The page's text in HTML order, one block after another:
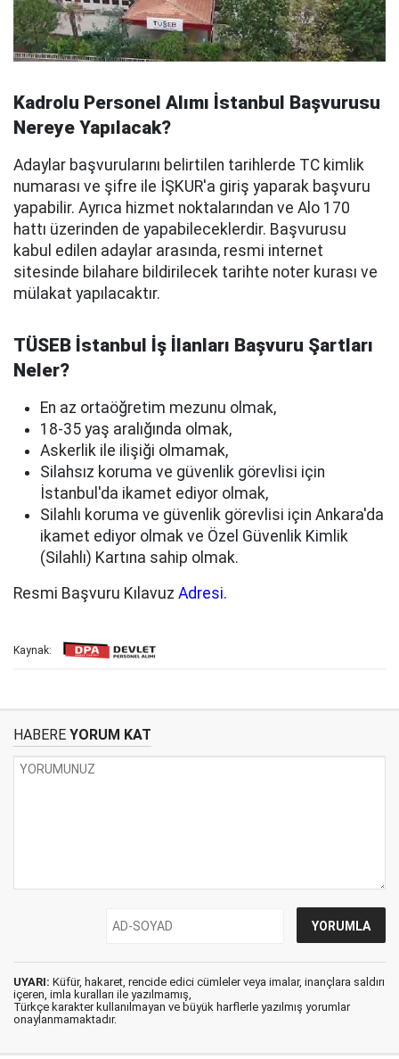
Kadrolu Personel Alımı İstanbul Başvurusu
Nereye Yapılacak?
Adaylar başvurularını belirtilen tarihlerde TC kimlik
numarası ve şifre ile İŞKUR'a giriş yaparak başvuru
yapabilir. Ayrıca hizmet noktalarından ve Alo 170
hattı üzerinden de yapabileceklerdir. Başvurusu
kabul edilen adaylar arasında, resmi internet
sitesinde bilahare bildirilecek tarihte noter kurası ve
mülakat yapılacaktır.
TÜSEB İstanbul İş İlanları Başvuru Şartları
Neler?
En az ortaöğretim mezunu olmak,
18-35 yaş aralığında olmak,
Askerlik ile ilişiği olmamak,
Silahsız koruma ve güvenlik görevlisi için
İstanbul'da ikamet ediyor olmak,
Silahlı koruma ve güvenlik görevlisi için Ankara'da
ikamet ediyor olmak ve Özel Güvenlik Kimlik
(Silahlı) Kartına sahip olmak.
Resmi Başvuru Kılavuz Adresi.
Kaynak:
HABERE YORUM KAT
UYARI: Küfür, hakaret, rencide edici cümleler veya imalar, inançlara saldırı
içeren, imla kuralları ile yazılmamış,
Türkçe karakter kullanılmayan ve büyük harflerle yazılmış yorumlar
onaylanmamaktadır.